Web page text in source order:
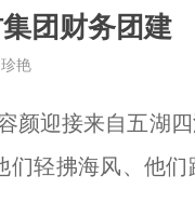
团财务团建
艳
颜迎接来自五湖
轻拂海风、他